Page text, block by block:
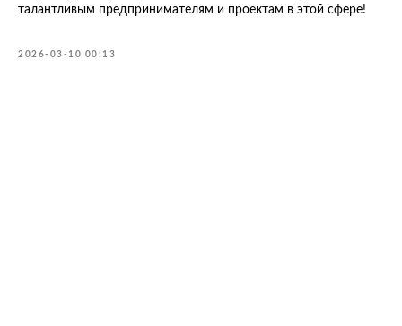
талантливым предпринимателям и проектам в этой сфере!
2026-03-10 00:13